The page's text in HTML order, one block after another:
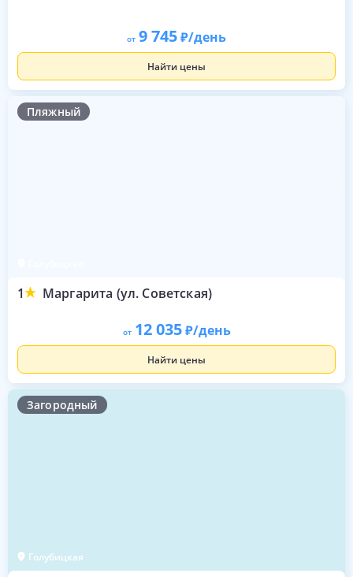
от 9 745 /день
Найти цены
Пляжный
1 Маргарита (ул. Советская)
от 12 035 /день
Найти цены
Загородный
Голубицкая